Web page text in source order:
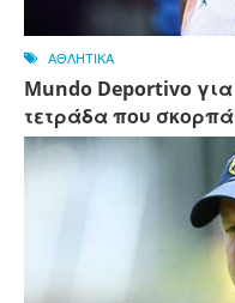
ΑΘΛΗΤΙΚΑ
Mundo Deportivo
τετράδα που